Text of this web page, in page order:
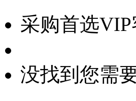
采购首选VIP
没找到您需